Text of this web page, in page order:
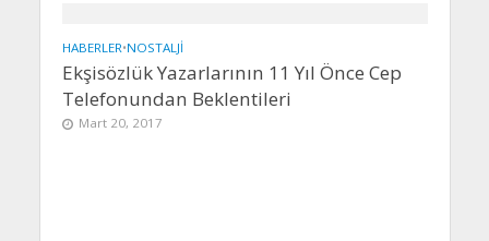
HABERLER•NOSTALJI
Ekşisözlük Yazarlarının 11 Yıl Önce Cep
Telefonundan Beklentileri
Mart 20, 2017